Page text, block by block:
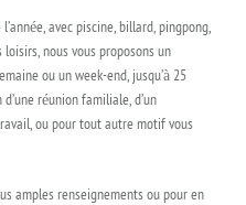
avec piscine, billard, pingpong,
nous vous proposons un
ou un week-end, jusqu’à 25
réunion familiale, d’un
ou pour tout autre motif vous
amples renseignements ou pour en